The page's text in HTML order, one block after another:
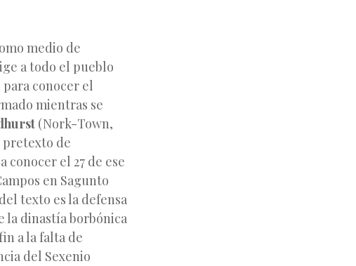
medio de
a todo el pueblo
conocer el
mientras se
(Nork-Town,
pretexto de
conocer el 27 de ese
en Sagunto
texto es la defensa
la dinastía borbónica
a la falta de
del Sexenio